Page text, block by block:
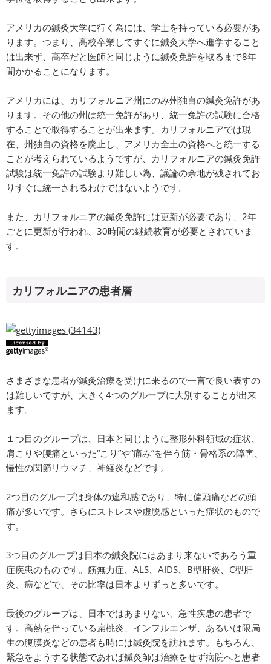
アメリカの鍼灸大学に行く為には、学士を持っている必要があ
ります。つまり、高校卒業してすぐに鍼灸大学へ進学すること
は出来ず、高卒だと医師と同じように鍼灸免許を取るまで8年
間かかることになります。
アメリカには、カリフォルニア州にのみ州独自の鍼灸免許があ
ります。その他の州は統一免許があり、統一免許の試験に合格
することで取得することが出来ます。カリフォルニアでは現
在、州独自の資格を廃止し、アメリカ全土の資格へと統一する
ことが考えられているようですが、カリフォルニアの鍼灸免許
試験は統一免許の試験より難しい為、議論の余地が残されてお
りすぐに統一されるわけではないようです。
また、カリフォルニアの鍼灸免許には更新が必要であり、2年
ごとに更新が行われ、30時間の継続教育が必要とされていま
す。
カリフォルニアの患者層
さまざまな患者が鍼灸治療を受けに来るので一言で良い表すの
は難しいですが、大きく4つのグループに大別することが出来
ます。
１つ目のグループは、日本と同じように整形外科領域の症状、
肩こりや腰痛といった“こり”や“痛み”を伴う筋・骨格系の障害、
慢性の関節リウマチ、神経炎などです。
2つ目のグループは身体の違和感であり、特に偏頭痛などの頭
痛が多いです。さらにストレスや虚脱感といった症状のもので
す。
3つ目のグループは日本の鍼灸院にはあまり来ないであろう重
症疾患のものです。筋無力症、ALS、AIDS、B型肝炎、C型肝
炎、癌などで、その比率は日本よりずっと多いです。
最後のグループは、日本ではあまりない、急性疾患の患者で
す。高熱を伴っている扁桃炎、インフルエンザ、あるいは限局
生の腹膜炎などの患者も時には鍼灸院を訪れます。もちろん、
緊急をようする状態であれば鍼灸師は治療をせず病院へと患者